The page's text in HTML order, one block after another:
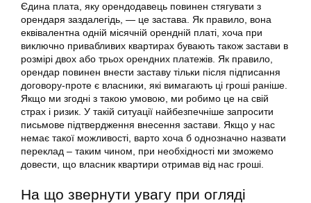
Єдина плата, яку орендодавець повинен стягувати з
орендаря заздалегідь, — це застава. Як правило, вона
еквівалентна одній місячній орендній платі, хоча при
виключно привабливих квартирах бувають також застави в
розмірі двох або трьох орендних платежів. Як правило,
орендар повинен внести заставу тільки після підписання
договору-проте є власники, які вимагають ці гроші раніше.
Якщо ми згодні з такою умовою, ми робимо це на свій
страх і ризик. У такій ситуації найбезпечніше запросити
письмове підтвердження внесення застави. Якщо у нас
немає такої можливості, варто хоча б однозначно назвати
переклад – таким чином, при необхідності ми зможемо
довести, що власник квартири отримав від нас гроші.
На що звернути увагу при огляді